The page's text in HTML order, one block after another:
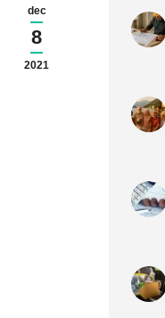
dec
8
2021